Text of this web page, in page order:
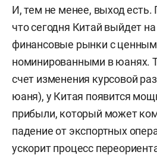
И, тем не менее, выход есть.
что сегодня Китай выйдет
финансовые рынки с
номинированными в юанях.
счет изменения курсовой
юаня), у Китая появится
прибыли, который может
падение от экспортных
ускорит процесс